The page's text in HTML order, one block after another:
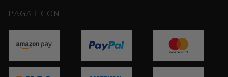
PAGAR CON